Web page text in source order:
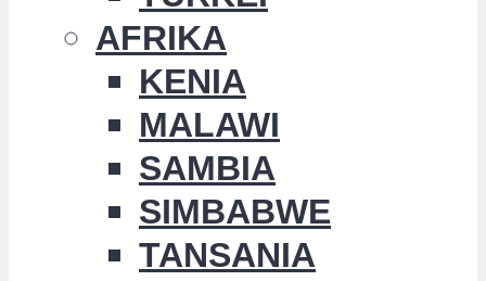
AFRIKA
KENIA
MALAWI
SAMBIA
SIMBABWE
TANSANIA